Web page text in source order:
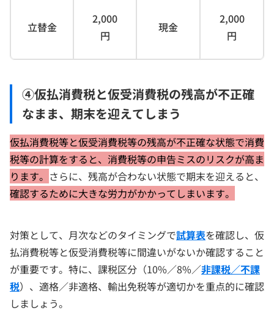
立替金
2,000
円
現金
2,000
円
④仮払消費税と仮受消費税の残高が不正確
なまま、期末を迎えてしまう
仮払消費税等と仮受消費税等の残高が不正確な状態で消費
税等の計算をすると、消費税等の申告ミスのリスクが高ま
ります。 さらに、残高が合わない状態で期末を迎えると、
確認するために大きな労力がかかってしまいます。
対策として、月次などのタイミングで試算表を確認し、仮
払消費税等と仮受消費税等に間違いがないか確認すること
が重要です。特に、課税区分（10%／8%／非課税／不課
税）、適格／非適格、輸出免税等が適切かを重点的に確認
しましょう。